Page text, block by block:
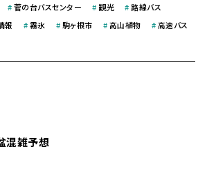
#菅の台バスセンター # 観光 # 路線バス
報 #霧氷 #駒ヶ根市 #高山植物 #高速バス
雑予想